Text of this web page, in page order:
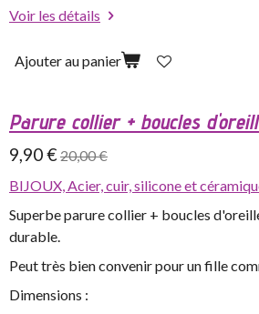
Voir les détails
Ajouter au panier
Parure collier + boucles
9,90 € 20,00 €
BIJOUX,Acier, cuir, silicone et
Superbe parure collier + boucles
durable.
Peut très bien convenir pour un fille
Dimensions :